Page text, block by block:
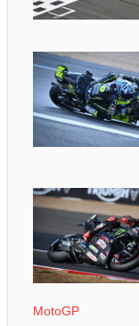
MotoGP